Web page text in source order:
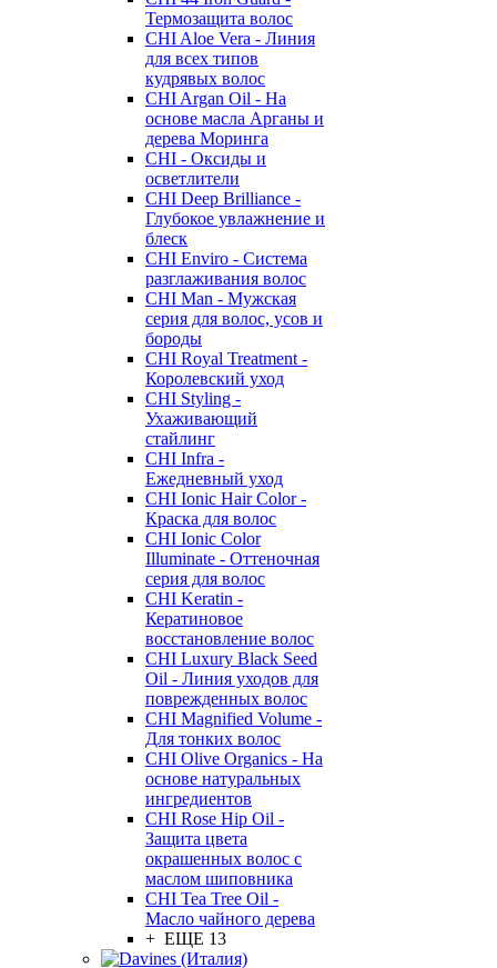
Термозащита волос
CHI Aloe Vera - Линия
для всех типов
кудрявых волос
CHI Argan Oil - На
основе масла Арганы и
дерева Моринга
CHI - Оксиды и
осветлители
CHI Deep Brilliance -
Глубокое увлажнение и
блеск
CHI Enviro - Система
разглаживания волос
CHI Man - Мужская
серия для волос, усов и
бороды
CHI Royal Treatment -
Королевский уход
CHI Styling -
Ухаживающий
стайлинг
CHI Infra -
Ежедневный уход
CHI Ionic Hair Color -
Краска для волос
CHI Ionic Color
Illuminate - Оттеночная
серия для волос
CHI Keratin -
Кератиновое
восстановление волос
CHI Luxury Black Seed
Oil - Линия уходов для
поврежденных волос
CHI Magnified Volume -
Для тонких волос
CHI Olive Organics - На
основе натуральных
ингредиентов
CHI Rose Hip Oil -
Защита цвета
окрашенных волос с
маслом шиповника
CHI Tea Tree Oil -
Масло чайного дерева
+ ЕЩЕ 13